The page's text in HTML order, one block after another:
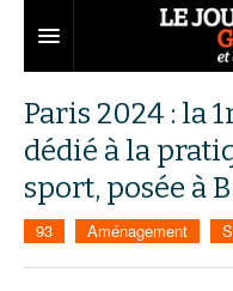
Territoires
Aménagement
Collectivités
Entreprises
Développement
Départements
Paris 2024 : la
dédié à la
sport, posée à
93 Aménagement